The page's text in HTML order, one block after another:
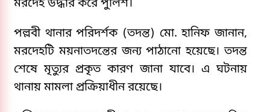
মরদেহ উদ্ধার করে পুলিশ।
পল্লবী থানার পরিদর্শক (তদন্ত) মো. হানিফ জানান,
মরদেহটি ময়নাতদন্তের জন্য পাঠানো হয়েছে। তদন্ত
শেষে মৃত্যুর প্রকৃত কারণ জানা যাবে। এ ঘটনায়
থানায় মামলা প্রক্রিয়াধীন রয়েছে।